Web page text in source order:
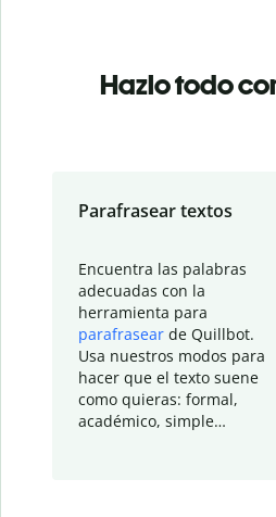
Hazlo todo
Parafrasear textos
Encuentra las palabras
adecuadas con la
herramienta para
parafrasear de Quillbot.
Usa nuestros modos para
hacer que el texto suene
como quieras: formal,
académico, simple…